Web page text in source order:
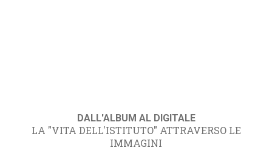
DALL'ALBUM AL DIGITALE
LA "VITA DELL'ISTITUTO" ATTRAVERSO LE
IMMAGINI